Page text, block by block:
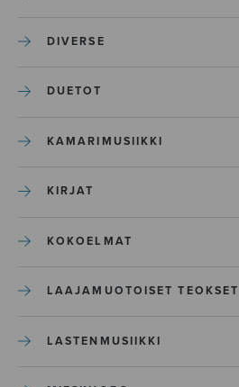
DIVERSE
DUETOT
KAMARIMUSIIKKI
KIRJAT
KOKOELMAT
LAAJAMUOTOISET TEOKSET
LASTENMUSIIKKI